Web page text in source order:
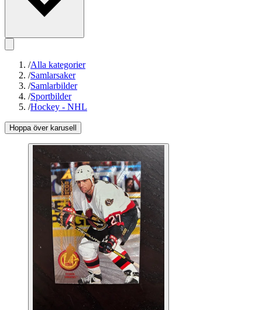
/Alla kategorier
/Samlarsaker
/Samlarbilder
/Sportbilder
/Hockey - NHL
Hoppa över karusell